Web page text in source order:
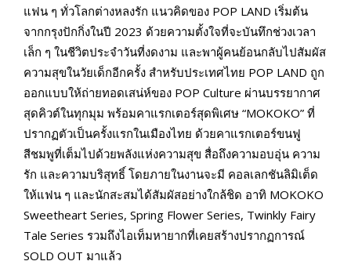
แฟน ๆ ทั่วโลกต่างหลงรัก แนวคิดของ POP LAND เริ่มต้น
จากกรุงปักกิ่งในปี 2023 ด้วยความตั้งใจที่จะบันทึกช่วงเวลา
เล็ก ๆ ในชีวิตประจำวันที่งดงาม และพาผู้คนย้อนกลับไปสัมผัส
ความสุขในวัยเด็กอีกครั้ง สำหรับประเทศไทย POP LAND ถูก
ออกแบบให้ถ่ายทอดเสน่ห์ของ POP Culture ผ่านบรรยากาศ
สุดคิวต์ในทุกมุม พร้อมคาแรกเตอร์สุดพิเศษ “MOKOKO” ที่
ปรากฏตัวเป็นครั้งแรกในเมืองไทย ด้วยคาแรกเตอร์ขนฟู
สีชมพูที่เต็มไปด้วยพลังแห่งความสุข สื่อถึงความอบอุ่น ความ
รัก และความบริสุทธิ์ โดยภายในงานจะมี คอลเลกชันลิมิเต็ด
ให้แฟน ๆ และนักสะสมได้สัมผัสอย่างใกล้ชิด อาทิ MOKOKO
Sweetheart Series, Spring Flower Series, Twinkly Fairy
Tale Series รวมถึงไอเท็มหายากที่เคยสร้างปรากฏการณ์
SOLD OUT มาแล้ว